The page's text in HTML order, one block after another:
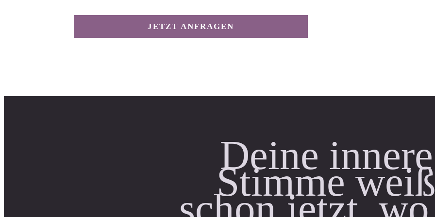
JETZT ANFRAGEN
Deine innere
Stimme weiß